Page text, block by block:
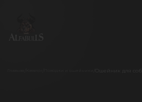
Ошейник для